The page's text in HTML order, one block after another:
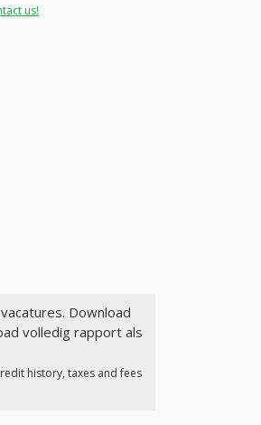
us!
Download
volledig rapport als
history, taxes and fees